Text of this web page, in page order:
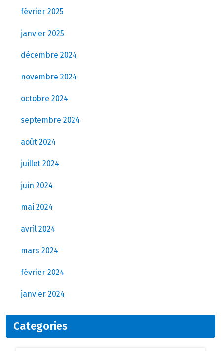
février 2025
janvier 2025
décembre 2024
novembre 2024
octobre 2024
septembre 2024
août 2024
juillet 2024
juin 2024
mai 2024
avril 2024
mars 2024
février 2024
janvier 2024
Categories